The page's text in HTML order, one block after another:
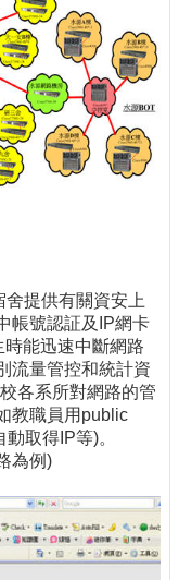
提供有關資安上
帳號認証及IP網卡
能迅速中斷網路
流量管控和統計資
各系所對網路的管
教職員用public
取得IP等)。
為例)